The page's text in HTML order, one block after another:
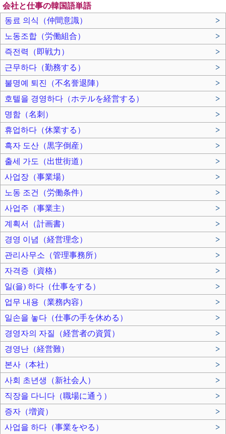
会社と仕事の韓国語単語
동료 의식（仲間意識）
>
노동조합（労働組合）
>
즉전력（即戦力）
>
근무하다（勤務する）
>
불명예 퇴진（不名誉退陣）
>
호텔을 경영하다（ホテルを経営する）
>
명함（名刺）
>
휴업하다（休業する）
>
흑자 도산（黒字倒産）
>
출세 가도（出世街道）
>
사업장（事業場）
>
노동 조건（労働条件）
>
사업주（事業主）
>
계획서（計画書）
>
경영 이념（経営理念）
>
관리사무소（管理事務所）
>
자격증（資格）
>
일(을) 하다（仕事をする）
>
업무 내용（業務内容）
>
일손을 놓다（仕事の手を休める）
>
경영자의 자질（経営者の資質）
>
경영난（経営難）
>
본사（本社）
>
사회 초년생（新社会人）
>
직장을 다니다（職場に通う）
>
증자（増資）
>
사업을 하다（事業をやる）
>